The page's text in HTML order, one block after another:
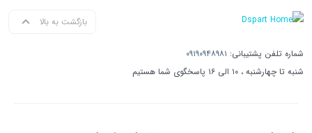
بازگشت به بالا
شماره تلفن پشتیبانی: ۰۹۱۹۰۹۴۸۹۸۱
شنبه تا چهارشنبه ، ۱۰ الی ۱۶ پاسخگوی شما هستیم